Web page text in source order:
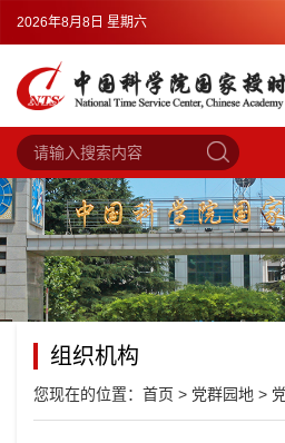
2026年8月8日 星期六
组织机构
您现在的位置： 首页 > 党群园地 >